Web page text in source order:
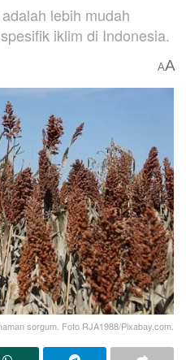
lebih mudah
iklim di Indonesia.
AA
sorgum. Foto RJA1988/Pixabay.com.